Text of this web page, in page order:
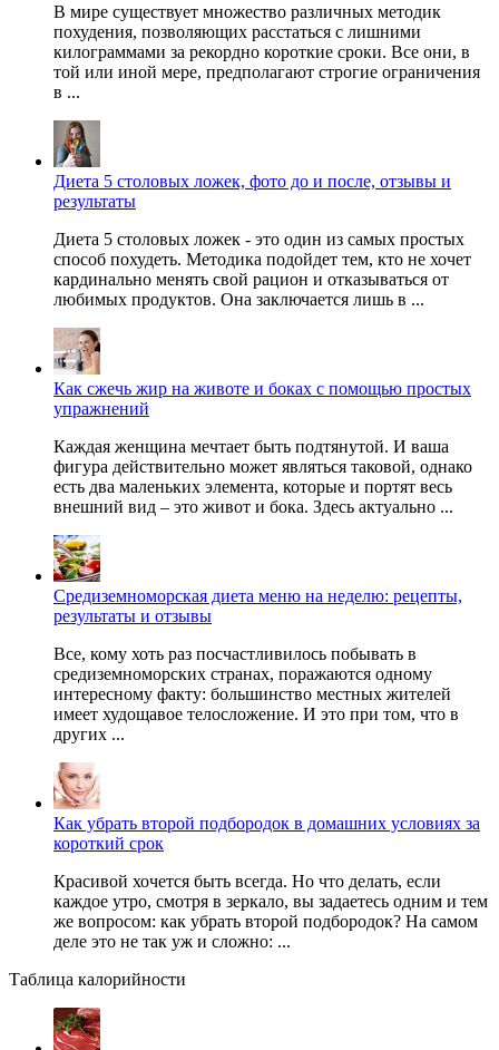
В мире существует множество различных методик
похудения, позволяющих расстаться с лишними
килограммами за рекордно короткие сроки. Все они, в
той или иной мере, предполагают строгие ограничения
в ...
Диета 5 столовых ложек, фото до и после, отзывы и
результаты
Диета 5 столовых ложек - это один из самых простых
способ похудеть. Методика подойдет тем, кто не хочет
кардинально менять свой рацион и отказываться от
любимых продуктов. Она заключается лишь в ...
Как сжечь жир на животе и боках с помощью простых
упражнений
Каждая женщина мечтает быть подтянутой. И ваша
фигура действительно может являться таковой, однако
есть два маленьких элемента, которые и портят весь
внешний вид – это живот и бока. Здесь актуально ...
Средиземноморская диета меню на неделю: рецепты,
результаты и отзывы
Все, кому хоть раз посчастливилось побывать в
средиземноморских странах, поражаются одному
интересному факту: большинство местных жителей
имеет худощавое телосложение. И это при том, что в
других ...
Как убрать второй подбородок в домашних условиях за
короткий срок
Красивой хочется быть всегда. Но что делать, если
каждое утро, смотря в зеркало, вы задаетесь одним и тем
же вопросом: как убрать второй подбородок? На самом
деле это не так уж и сложно: ...
Таблица калорийности